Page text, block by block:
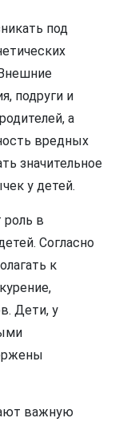
под
подруги и
а
вредных
значительное
у детей.
в
Согласно
к
Дети, у
важную